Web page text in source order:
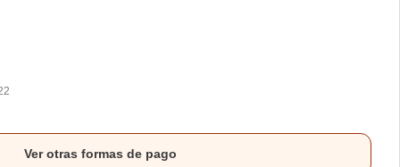
Ver otras formas de pago